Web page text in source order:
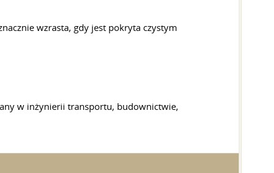
wzrasta, gdy jest pokryta czystym
w inżynierii transportu, budownictwie,